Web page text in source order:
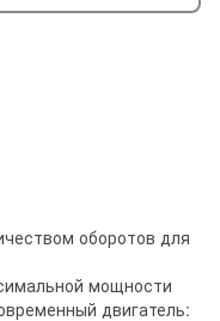
оборотов для
мощности
двигатель: